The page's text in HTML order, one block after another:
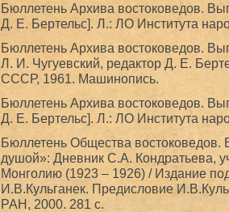
Бюллетень Архива востоковедов.
Д. Е. Бертельс]. Л.: ЛО Института
Бюллетень Архива востоковедов.
Л. И. Чугуевский, редактор Д. Е.
СССР, 1961. Машинопись.
Бюллетень Архива востоковедов.
Д. Е. Бертельс]. Л.: ЛО Института
Бюллетень Общества
душой»: Дневник С.А. Кондратьева,
Монголию (1923 – 1926) / Издание
И.В.Кульганек. Предисловие
РАН, 2000. 281 с.